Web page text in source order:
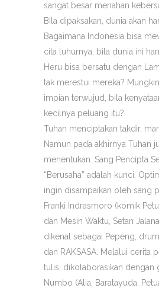
sangat besar menahan
Bila dipaksakan, dunia akan
Bagaimana Indonesia bisa
cita luhurnya, bila dunia ini
Heru bisa bersatu dengan
tak merestui mereka?
impian terwujud, bila
kecilnya peluang itu?
Tuhan menciptakan takdir,
Namun pada akhirnya Tuhan
menentukan. Sang Pencipta
“Berusaha” adalah kunci.
ingin disampaikan oleh sang
Franki Indrasmoro (komik
dan Mesin Waktu, Setan
dikenal sebagai Pepeng,
dan RAKSASA. Melalui cerita
tulis, dikolaborasikan dengan
Numbo (Alia, Baratayuda,